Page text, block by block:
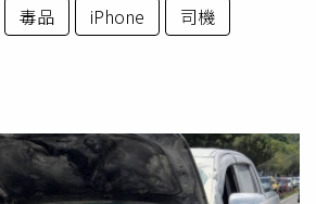
毒品 iPhone 司機